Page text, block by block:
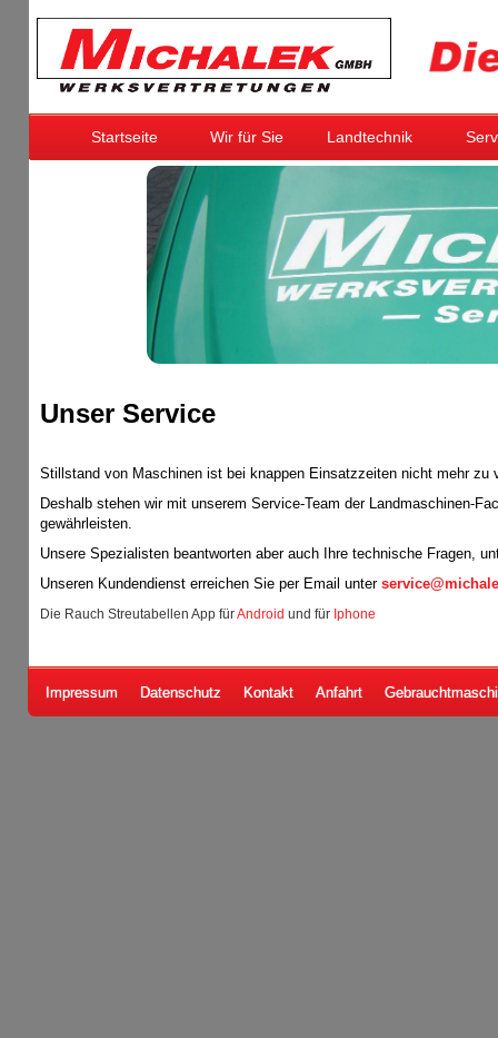
Startseite Wir für Sie Landtechnik
Unser Service
Stillstand von Maschinen ist bei knappen Einsatzzeiten nicht mehr zu
Deshalb stehen wir mit unserem Service-Team der Landmaschinen-
gewährleisten.
Unsere Spezialisten beantworten aber auch Ihre technische Fragen,
Unseren Kundendienst erreichen Sie per Email unter
Die Rauch Streutabellen App fürAndroid und für Iphone
Impressum Datenschutz Kontakt Anfahrt